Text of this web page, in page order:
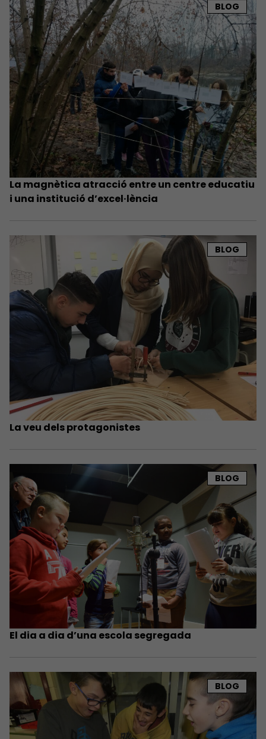
BLOG
La magnètica atracció entre un centre educatiu
i una institució d’excel·lència
BLOG
La veu dels protagonistes
BLOG
El dia a dia d’una escola segregada
BLOG